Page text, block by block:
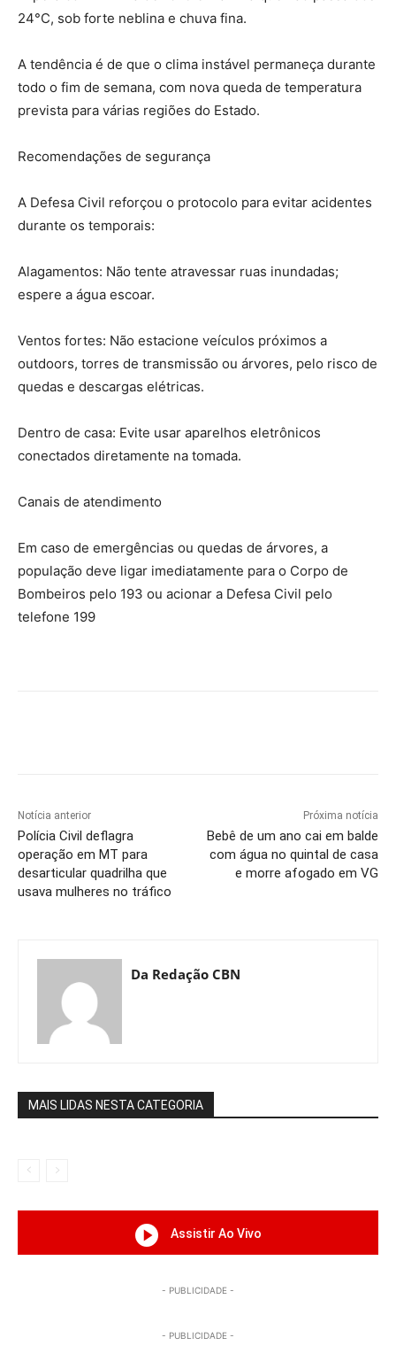
24°C, sob forte neblina e chuva fina.
A tendência é de que o clima instável permaneça durante
todo o fim de semana, com nova queda de temperatura
prevista para várias regiões do Estado.
Recomendações de segurança
A Defesa Civil reforçou o protocolo para evitar acidentes
durante os temporais:
Alagamentos: Não tente atravessar ruas inundadas;
espere a água escoar.
Ventos fortes: Não estacione veículos próximos a
outdoors, torres de transmissão ou árvores, pelo risco de
quedas e descargas elétricas.
Dentro de casa: Evite usar aparelhos eletrônicos
conectados diretamente na tomada.
Canais de atendimento
Em caso de emergências ou quedas de árvores, a
população deve ligar imediatamente para o Corpo de
Bombeiros pelo 193 ou acionar a Defesa Civil pelo
telefone 199
Notícia anterior
Polícia Civil deflagra
operação em MT para
desarticular quadrilha que
usava mulheres no tráfico
Próxima notícia
Bebê de um ano cai em balde
com água no quintal de casa
e morre afogado em VG
Da Redação CBN
MAIS LIDAS NESTA CATEGORIA
Assistir Ao Vivo
- PUBLICIDADE -
- PUBLICIDADE -